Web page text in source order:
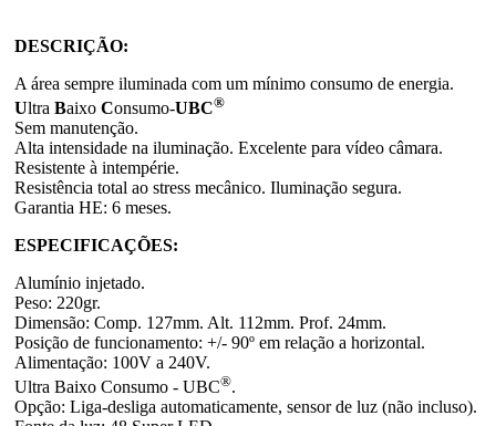
DESCRIÇÃO:
A área sempre iluminada com um mínimo consumo de energia.
Ultra Baixo Consumo-UBC®
Sem manutenção.
Alta intensidade na iluminação. Excelente para vídeo câmara.
Resistente à intempérie.
Resistência total ao stress mecânico. Iluminação segura.
Garantia HE: 6 meses.
ESPECIFICAÇÕES:
Alumínio injetado.
Peso: 220gr.
Dimensão: Comp. 127mm. Alt. 112mm. Prof. 24mm.
Posição de funcionamento: +/- 90º em relação a horizontal.
Alimentação: 100V a 240V.
Ultra Baixo Consumo - UBC®.
Opção: Liga-desliga automaticamente, sensor de luz (não incluso).